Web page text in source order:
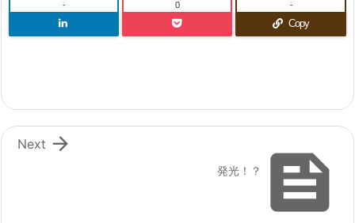
- 0
Copy
-

発光！？

Next